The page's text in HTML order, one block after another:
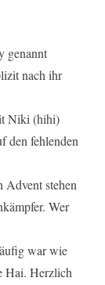
genannt
nach ihr
Niki (hihi)
den fehlenden
Advent stehen
Wer
war wie
Hai. Herzlich